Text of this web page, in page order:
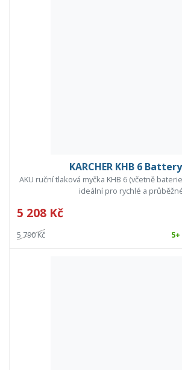
KARCHER KHB 6
AKU ruční tlaková myčka KHB 6 (včetně
ideální pro rychlé a
5 208 Kč
5 790 Kč